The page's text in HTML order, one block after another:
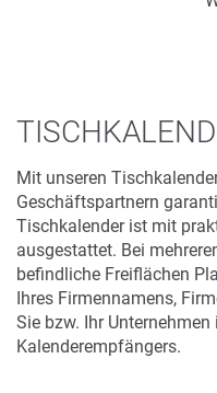
Zum
Mit unseren
Geschäftspartnern
Tischkalender ist mit
ausgestattet. Bei
befindliche Freiflächen
Ihres Firmennamens,
Sie bzw. Ihr
Kalenderempfängers.